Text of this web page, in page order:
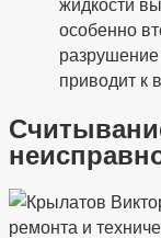
особенно
приводит к